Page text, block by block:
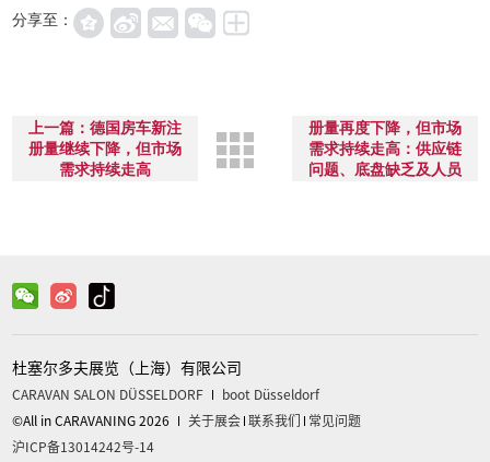
分享至：
上一篇：德国房车新注
册量继续下降，但市场
需求持续走高
册量再度下降，但市场
需求持续走高：供应链
问题、底盘缺乏及人员
杜塞尔多夫展览（上海）有限公司
CARAVAN SALON DÜSSELDORF
boot Düsseldorf
©All in CARAVANING 2026
关于展会 联系我们
常见问题
沪ICP备13014242号-14